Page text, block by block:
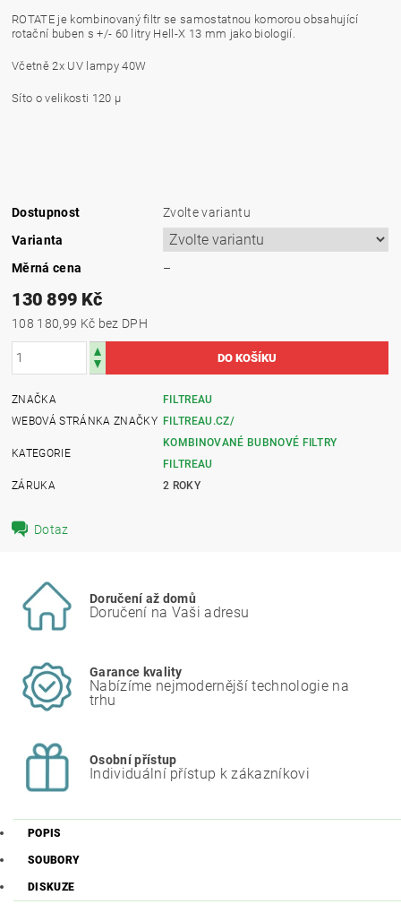
ROTATE je kombinovaný filtr se samostatnou komorou obsahující
rotační buben s +/- 60 litry Hell-X 13 mm jako biologií.
Včetně 2x UV lampy 40W
Síto o velikosti 120 µ
Dostupnost
Zvolte variantu
Varianta
Měrná cena
–
130 899 Kč
108 180,99 Kč bez DPH
ZNAČKA
FILTREAU
WEBOVÁ STRÁNKA ZNAČKY FILTREAU.CZ/
KATEGORIE
KOMBINOVANÉ BUBNOVÉ FILTRY
FILTREAU
ZÁRUKA
2 ROKY
Dotaz
Doručení až domů
Doručení na Vaši adresu
Garance kvality
Nabízíme nejmodernější technologie na
trhu
Osobní přístup
Individuální přístup k zákazníkovi
POPIS
SOUBORY
DISKUZE